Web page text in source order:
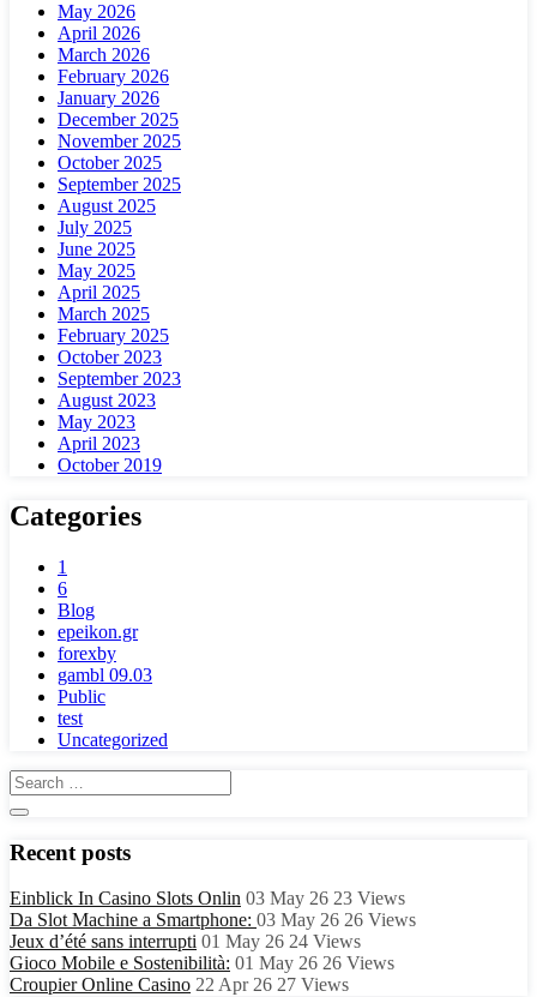
May 2026
April 2026
March 2026
February 2026
January 2026
December 2025
November 2025
October 2025
September 2025
August 2025
July 2025
June 2025
May 2025
April 2025
March 2025
February 2025
October 2023
September 2023
August 2023
May 2023
April 2023
October 2019
Categories
1
6
Blog
epeikon.gr
forexby
gambl 09.03
Public
test
Uncategorized
Recent posts
Einblick In Casino Slots Onlin 03 May 26 23 Views
Da Slot Machine a Smartphone: 03 May 26 26 Views
Jeux d’été sans interrupti 01 May 26 24 Views
Gioco Mobile e Sostenibilità: 01 May 26 26 Views
Croupier Online Casino 22 Apr 26 27 Views